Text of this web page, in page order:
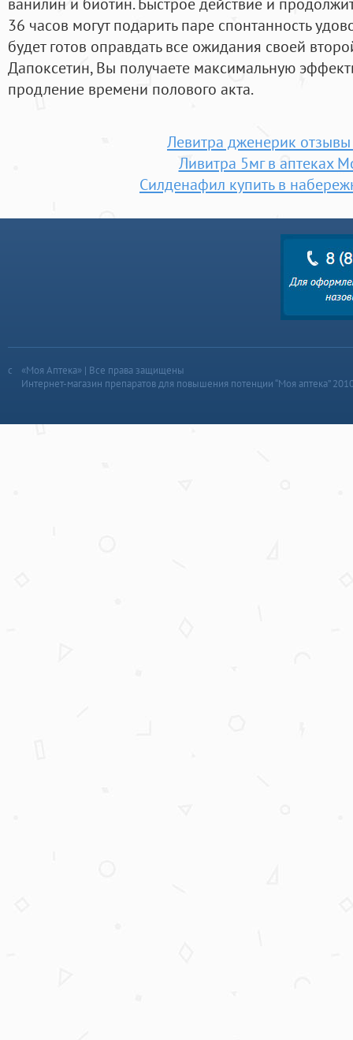
36 часов могут подарить паре спонтанность
будет готов оправдать все ожидания своей
Дапоксетин, Вы получаете максимальную
продление времени полового акта.
Левитра дженерик отзывы
Ливитра 5мг в аптеках
Силденафил купить в
«Моя Аптека» | Все права защищены
Интернет-магазин препаратов для повышения потенции “Моя аптека”